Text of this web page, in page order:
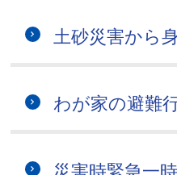
土砂災害から
わが家の避難